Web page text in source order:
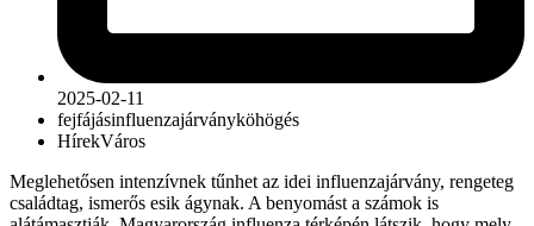
2025-02-11
fejfájásinfluenzajárványköhögés
HírekVáros
Meglehetősen intenzívnek tűnhet az idei influenzajárvány, rengeteg
családtag, ismerős esik ágynak. A benyomást a számok is